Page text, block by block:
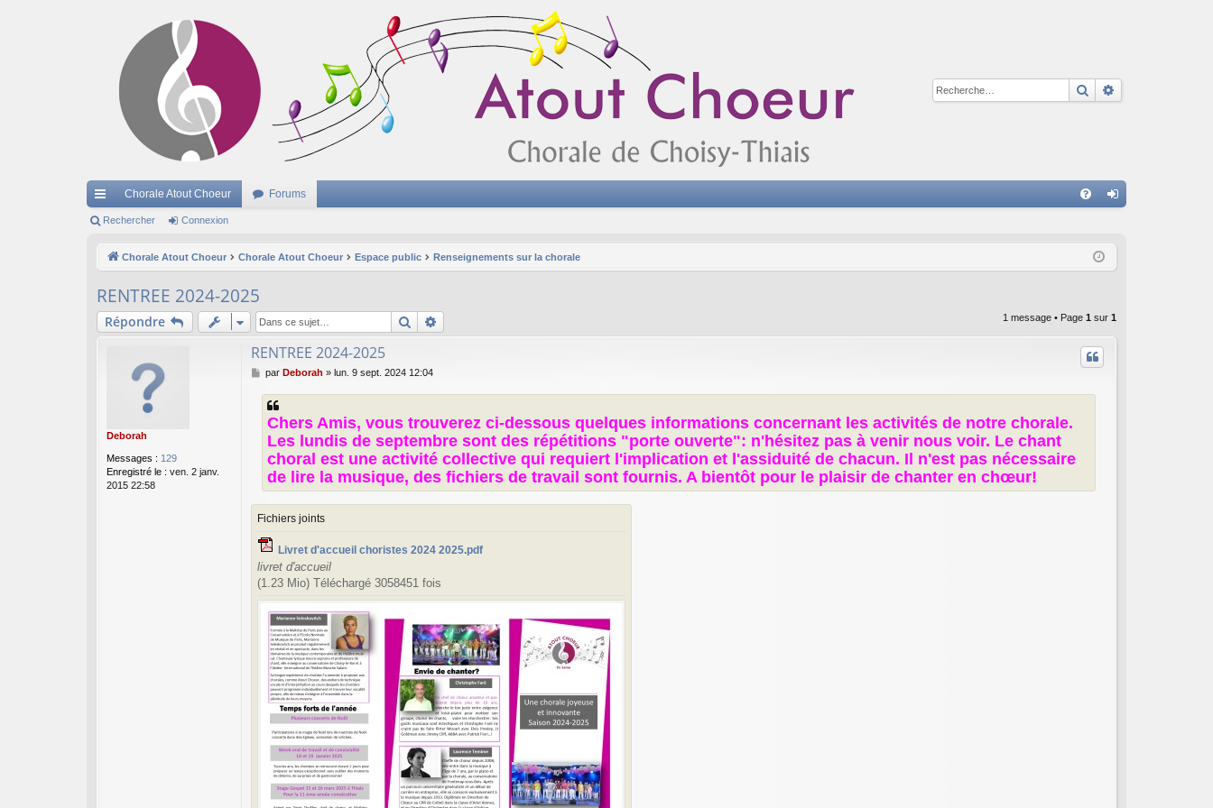
Rechercher
cc
pi
de
Chorale Atout Choeur Forums
ne
Rechercher Connexion
Chorale Atout Choeur Chorale Atout Choeur Espace public Renseignements sur la chorale
RENTREE 2024-2025
Répondre Rechercher 1 message • Page 1 sur 1
Deborah
Messages : 129
Enregistré le : ven. 2 janv.
2015 22:58
RENTREE 2024-2025
M
s
par Deborah » lun. 9 sept. 2024 12:04
Chers Amis, vous trouverez ci-dessous quelques informations concernant les activités de notre chorale.
Les lundis de septembre sont des répétitions "porte ouverte": n'hésitez pas à venir nous voir. Le chant
choral est une activité collective qui requiert l'implication et l'assiduité de chacun. Il n'est pas nécessaire
de lire la musique, des fichiers de travail sont fournis. A bientôt pour le plaisir de chanter en chœur!
Fichiers joints
Livret d'accueil choristes 2024 2025.pdf
livret d'accueil
(1.23 Mio) Téléchargé 3058451 fois